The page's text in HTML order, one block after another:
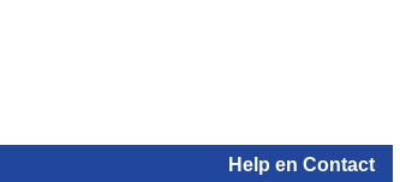
Help en Contact